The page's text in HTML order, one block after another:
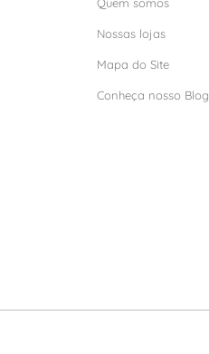
Nossas lojas
Mapa do Site
Conheça nosso Blog